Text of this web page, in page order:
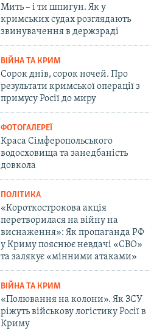
Мить – і ти шпигун. Як у
кримських судах розглядають
звинувачення в держзраді
ВІЙНА ТА КРИМ
Сорок днів, сорок ночей. Про
результати кримської операції з
примусу Росії до миру
ФОТОГАЛЕРЕЇ
Краса Сімферопольського
водосховища та занедбаність
довкола
ПОЛІТИКА
«Короткострокова акція
перетворилася на війну на
виснаження»: Як пропаганда РФ
у Криму пояснює невдачі «СВО»
та залякує «мінними атаками»
ВІЙНА ТА КРИМ
«Полювання на колони». Як ЗСУ
ріжуть військову логістику Росії в
Криму